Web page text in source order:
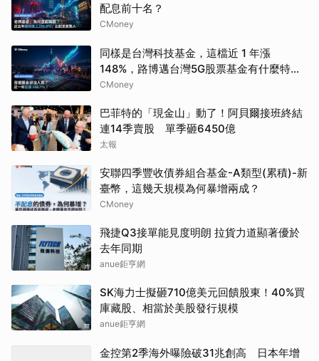
配息前十名？
CMoney
同樣是台灣科技基金，這檔近 1 年漲
148%，路博邁台灣5G股票基金有什麼特
別？
CMoney
巴菲特的「現金山」動了！阿貝爾接班終結
連14季賣股 單季砸6450億
太報
安聯四季豐收債券組合基金-A類型(累積)-新
臺幣，這幾天規模為何暴增兩成？
CMoney
飛捷Q3接單能見度明朗 拉貨力道顯著優於
去年同期
anue鉅亨網
SK海力士擬砸710億美元回饋股東！40%買
庫藏股、相當於美股發行規模
anue鉅亨網
金控第2季海外曝險破31兆創高 日本年增